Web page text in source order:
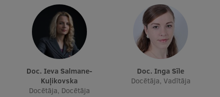
Doc. Ieva Salmane-
Kuļikovska
Docētāja, Docētāja
Doc. Inga Sīle
Docētāja, Vadītāja